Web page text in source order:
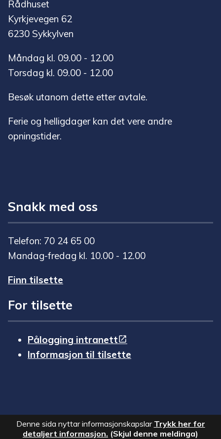
Rådhuset
Kyrkjevegen 62
6230 Sykkylven
Måndag kl. 09.00 - 12.00
Torsdag kl. 09.00 - 12.00
Besøk utanom dette etter avtale.
Ferie og helligdager kan det vere andre
opningstider.
Snakk med oss
Telefon: 70 24 65 00
Mandag-fredag kl. 10.00 - 12.00
Finn tilsette
For tilsette
Pålogging intranett
Informasjon til tilsette
Denne sida nyttar informasjonskapslar Trykk her for
detaljert informasjon. (Skjul denne meldinga)